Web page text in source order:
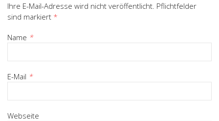
Ihre E-Mail-Adresse wird nicht veröffentlicht. Pflichtfelder
sind markiert *
Name *
E-Mail *
Webseite